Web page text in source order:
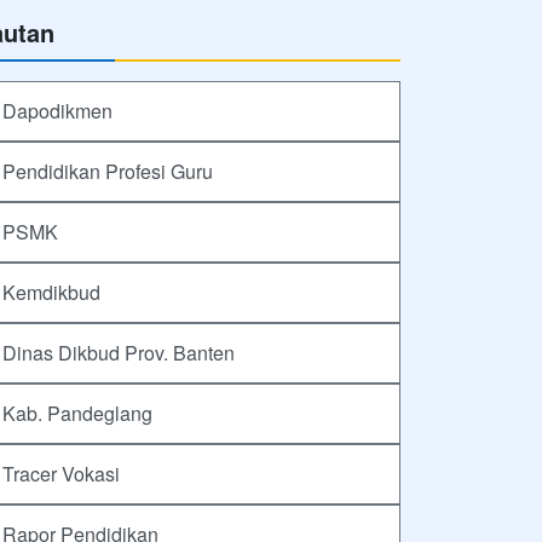
Dapodikmen
Pendidikan Profesi Guru
PSMK
Kemdikbud
Dinas Dikbud Prov. Banten
Kab. Pandeglang
Tracer Vokasi
Rapor Pendidikan